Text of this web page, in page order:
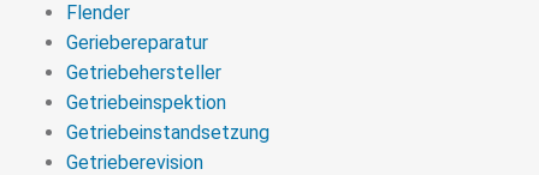
Flender
Geriebereparatur
Getriebehersteller
Getriebeinspektion
Getriebeinstandsetzung
Getrieberevision